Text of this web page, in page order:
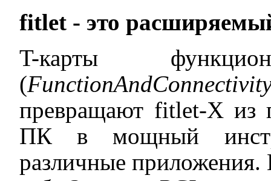
fitlet - это
T-карты
(FunctionAnd
превращают fitlet-X из
ПК в мощный
различные